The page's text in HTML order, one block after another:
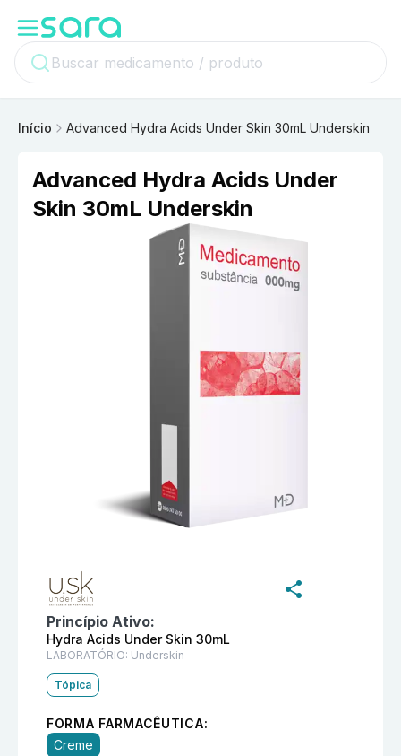
Início Advanced Hydra Acids Under Skin 30mL Underskin
Advanced Hydra Acids Under
Skin 30mL Underskin
Princípio Ativo:
Hydra Acids Under Skin 30mL
LABORATÓRIO: Underskin
Tópica
FORMA FARMACÊUTICA:
Creme